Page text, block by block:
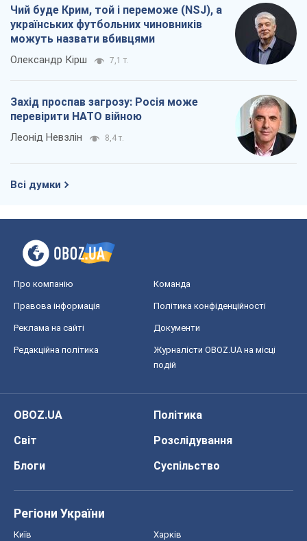
Чий буде Крим, той і переможе (NSJ), а
українських футбольних чиновників
можуть назвати вбивцями
Олександр Кірш 7,1 т.
Захід проспав загрозу: Росія може
перевірити НАТО війною
Леонід Невзлін 8,4 т.
Всі думки
Про компанію Команда
Правова інформація Політика конфіденційності
Реклама на сайті Документи
Редакційна політика
Журналісти OBOZ.UA на місці
подій
OBOZ.UA
Політика
Світ
Розслідування
Блоги
Суспільство
Регіони України
Київ Харків